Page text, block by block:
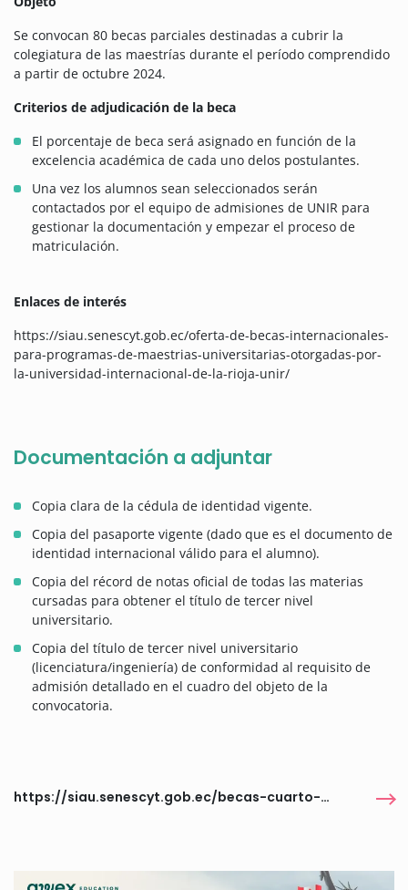
Se convocan 80 becas parciales destinadas a cubrir la
colegiatura de las maestrías durante el período comprendido
a partir de octubre 2024.
Criterios de adjudicación de la beca
El porcentaje de beca será asignado en función de la
excelencia académica de cada uno delos postulantes.
Una vez los alumnos sean seleccionados serán
contactados por el equipo de admisiones de UNIR para
gestionar la documentación y empezar el proceso de
matriculación.
Enlaces de interés
https://siau.senescyt.gob.ec/oferta-de-becas-internacionales-
para-programas-de-maestrias-universitarias-otorgadas-por-
la-universidad-internacional-de-la-rioja-unir/
Documentación a adjuntar
Copia clara de la cédula de identidad vigente.
Copia del pasaporte vigente (dado que es el documento de
identidad internacional válido para el alumno).
Copia del récord de notas oficial de todas las materias
cursadas para obtener el título de tercer nivel
universitario.
Copia del título de tercer nivel universitario
(licenciatura/ingeniería) de conformidad al requisito de
admisión detallado en el cuadro del objeto de la
convocatoria.
https://siau.senescyt.gob.ec/becas-cuarto-nivel/